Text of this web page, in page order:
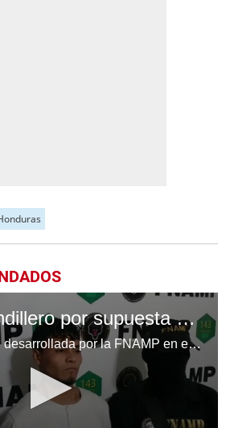
Capturan pandillero por supuesta venta y distribución de drogas
Fuerte operatividad desarrollada por la FNAMP en el sector sur de la capital hondureña deja la captura de miembro activo de la MS-13 encargado del sistema de venta y distribución de drogas.